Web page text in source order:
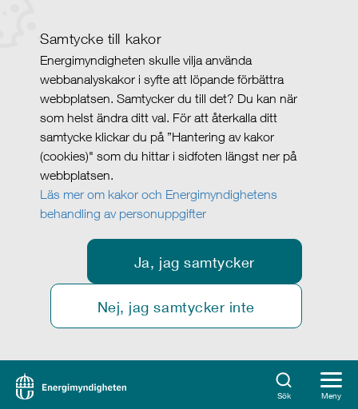
Samtycke till kakor
Energimyndigheten skulle vilja använda
webbanalyskakor i syfte att löpande förbättra
webbplatsen. Samtycker du till det? Du kan när
som helst ändra ditt val. För att återkalla ditt
samtycke klickar du på ”Hantering av kakor
(cookies)" som du hittar i sidfoten längst ner på
webbplatsen.
Läs mer om kakor och Energimyndighetens
behandling av personuppgifter
Ja, jag samtycker
Nej, jag samtycker inte
Sök Meny